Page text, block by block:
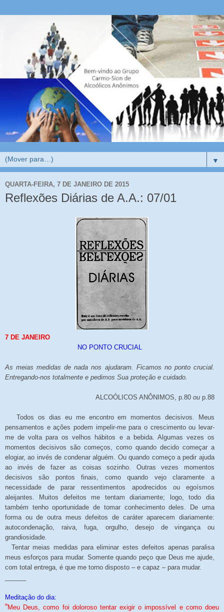
▼
QUARTA-FEIRA, 7 DE JANEIRO DE 2015
Reflexões Diárias de A.A.: 07/01
7 DE JANEIRO
NO PONTO CRUCIAL
As meias medidas de nada nos ajudaram. Ficamos no ponto crucial.
Entregando-nos totalmente e pedimos Sua proteção e cuidado.
ALCOÓLICOS ANÔNIMOS, p.80 oup.88
Todos os dias eu me encontro em momentos decisivos. Meus
pensamentos e ações podem impelir-me para o crescimento ou levar-
me de volta para os velhos hábitos e a bebida. Algumas vezes os
momentos decisivos são começos, como quando decido começar a
elogiar, ao invés de condenar alguém. Ou quando começo a pedir ajuda
ao invés de fazer as coisas sozinho. Outras vezes momentos
decisivos são pontos finais, como quando vejo claramente a
necessidade de parar ressentimentos apodrecidos ou egoísmos
aleijantes. Muitos defeitos me tentam diariamente; logo, todo dia
também tenho oportunidade de tomar conhecimento deles. De uma
forma ou de outra meus defeitos de caráter aparecem diariamente:
autocondenação, raiva, fuga, orgulho, desejo de vingança ou
grandiosidade.
Tentar meias medidas para eliminar estes defeitos apenas paralisa
meus esforços para mudar. Somente quando peço que Deus me ajude,
com total entrega, é que me torno disposto – e capaz – para mudar.
Meditação do dia:
“Meu Deus, como foi doloroso tentar exigir o impossível e como doeu